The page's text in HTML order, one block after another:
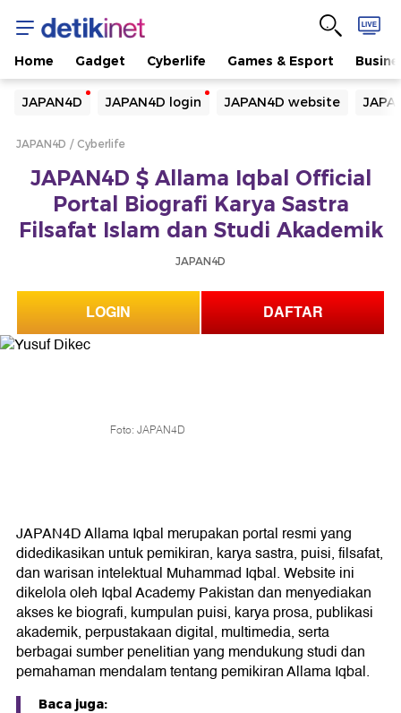
Home Gadget Cyberlife Games & Esport
JAPAN4D JAPAN4D login JAPAN4D website
Yang sedang ramai dicari
Loading...
Loading...
JAPAN4D Cyberlife
JAPAN4D $ Allama Iqbal Official
Portal Biografi Karya Sastra
Filsafat Islam dan Studi Akademik
JAPAN4D
LOGIN DAFTAR
Foto: JAPAN4D
JAPAN4D Allama Iqbal merupakan portal resmi yang
didedikasikan untuk pemikiran, karya sastra, puisi, filsafat,
dan warisan intelektual Muhammad Iqbal. Website ini
dikelola oleh Iqbal Academy Pakistan dan menyediakan
akses ke biografi, kumpulan puisi, karya prosa, publikasi
akademik, perpustakaan digital, multimedia, serta
berbagai sumber penelitian yang mendukung studi dan
pemahaman mendalam tentang pemikiran Allama Iqbal.
Baca juga: